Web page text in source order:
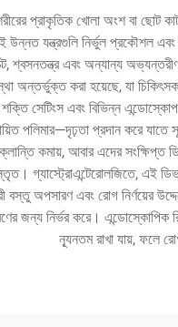
প্রাকৃতিক খোলা অংশ বা ছোট
যন্ত্রগুলি নির্ভুল প্রকৌশল এবং
শ্বসনতন্ত্র এবং অন্যান্য
অন্তর্ভুক্ত করা হয়েছে, যা
সেটিংস এবং বিভিন্ন
পলিমার—দৃঢ়তা প্রদান করে
কমায়, আবার এদের
গ্যাস্ট্রোএন্টেরোলজিতে,
বস্তু অপসারণ এবং রোগ নির্ণয়ের
নির্ভর করে। এন্ডোস্কোপিক
ন্যূনতম রাখা যায়, ফলে